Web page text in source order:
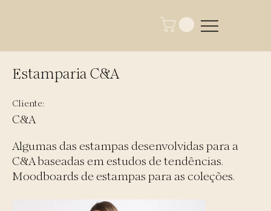
Estamparia C&A
Cliente:
C&A
Algumas das estampas desenvolvidas para a
C&A baseadas em estudos de tendências.
Moodboards de estampas para as coleções.